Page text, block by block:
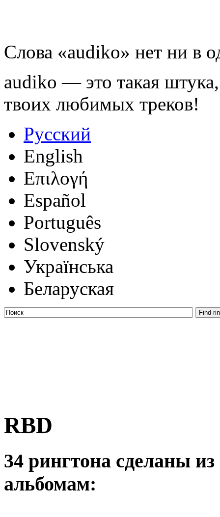
Слова «audiko» нет ни в
audiko — это такая
твоих любимых треков!
Русский
English
Επιλογή
Español
Português
Slovenský
Українська
Беларуская
RBD
34 рингтона сделаны
альбомам: